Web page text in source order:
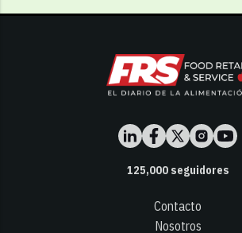
125,000seguidores
Contacto
Nosotros